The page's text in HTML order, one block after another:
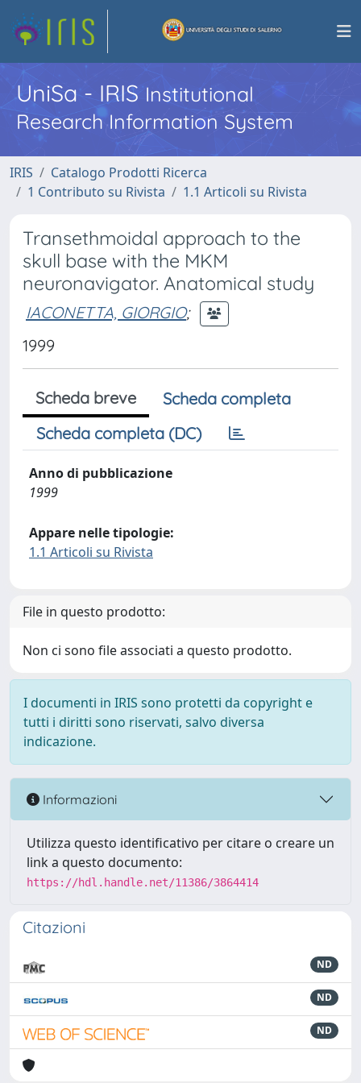
UniSa - IRISInstitutional
Research Information System
IRIS
Catalogo Prodotti Ricerca
1 Contributo su Rivista
1.1 Articoli su Rivista
Transethmoidal approach to the
skull base with the MKM
neuronavigator. Anatomical study
IACONETTA, GIORGIO;
1999
Scheda breve
Scheda completa
Scheda completa (DC)
Anno di pubblicazione
1999
Appare nelle tipologie:
1.1 Articoli su Rivista
File in questo prodotto:
Non ci sono file associati a questo prodotto.
I documenti in IRIS sono protetti da copyright e
tutti i diritti sono riservati, salvo diversa
indicazione.
Informazioni
Utilizza questo identificativo per citare o creare un
link a questo documento:
https://hdl.handle.net/11386/3864414
Citazioni
ND
ND
ND